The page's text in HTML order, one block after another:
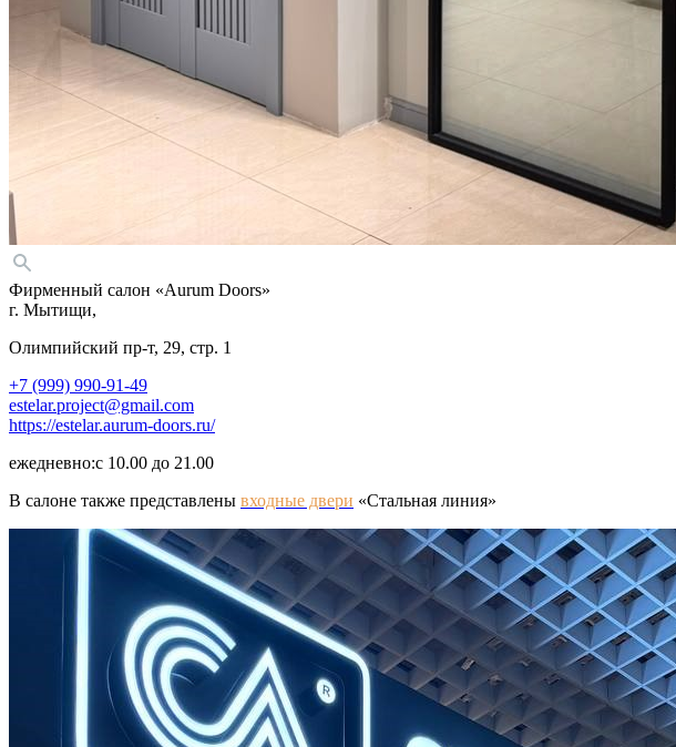
Фирменный салон «Aurum Doors»
г. Мытищи,
Олимпийский пр-т, 29, стр. 1
+7 (999) 990-91-49
estelar.project@gmail.com
https://estelar.aurum-doors.ru/
ежедневно:с 10.00 до 21.00
В салоне также представлены входные двери «Стальная линия»